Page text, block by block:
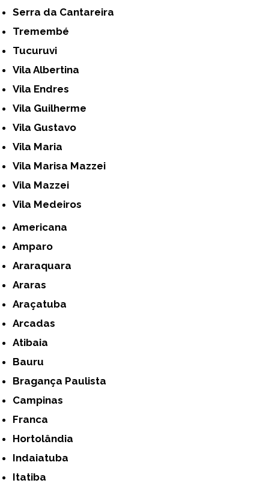
Serra da Cantareira
Tremembé
Tucuruvi
Vila Albertina
Vila Endres
Vila Guilherme
Vila Gustavo
Vila Maria
Vila Marisa Mazzei
Vila Mazzei
Vila Medeiros
Americana
Amparo
Araraquara
Araras
Araçatuba
Arcadas
Atibaia
Bauru
Bragança Paulista
Campinas
Franca
Hortolândia
Indaiatuba
Itatiba